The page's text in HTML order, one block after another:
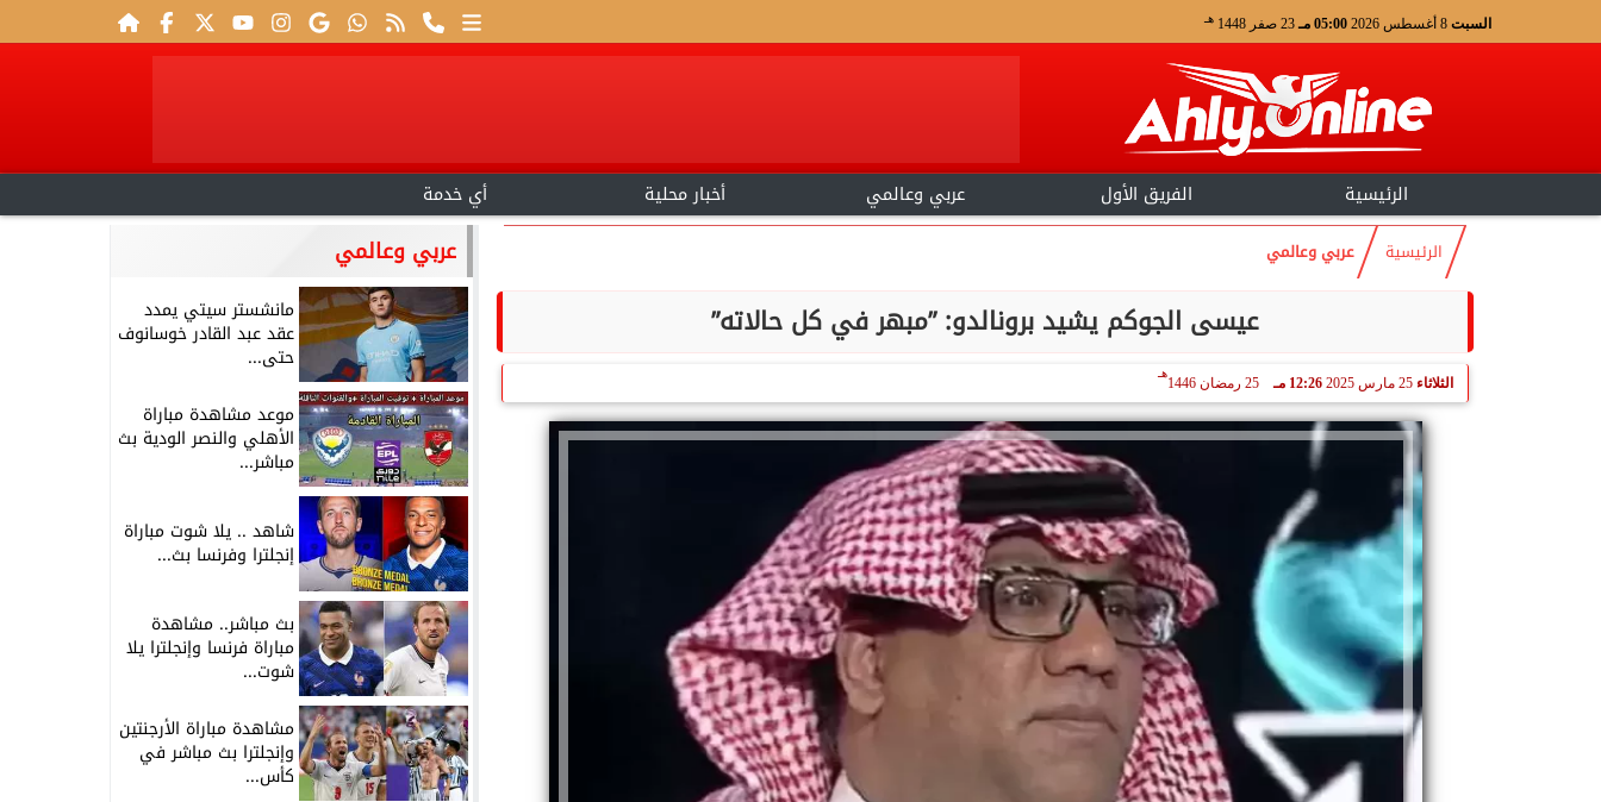
السبت 05:00 مـ 23 صفر 1448 هـ
الرئيسية الفريق الأول عربي وعالمي أخبار محلية أي خدمة
الرئيسية عربي وعالمي
عيسى الجوكم يشيد برونالدو: ”مبهر في كل حالاته”
الثلاثاء 25 مارس 2025 12:26 مـ 25 رمضان 1446
هـ
عربي وعالمي
مانشستر سيتي يمدد
عقد عبد القادر خوسانوف
حتى...
موعد مشاهدة مباراة
الأهلي والنصر الودية بث
مباشر...
شاهد .. يلا شوت مباراة
إنجلترا وفرنسا بث...
بث مباشر.. مشاهدة
مباراة فرنسا وإنجلترا يلا
شوت...
مشاهدة مباراة الأرجنتين
وإنجلترا بث مباشر في
كأس...